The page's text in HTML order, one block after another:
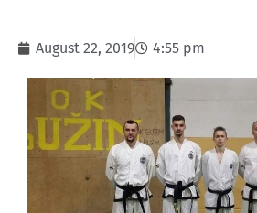
August 22, 2019 4:55 pm